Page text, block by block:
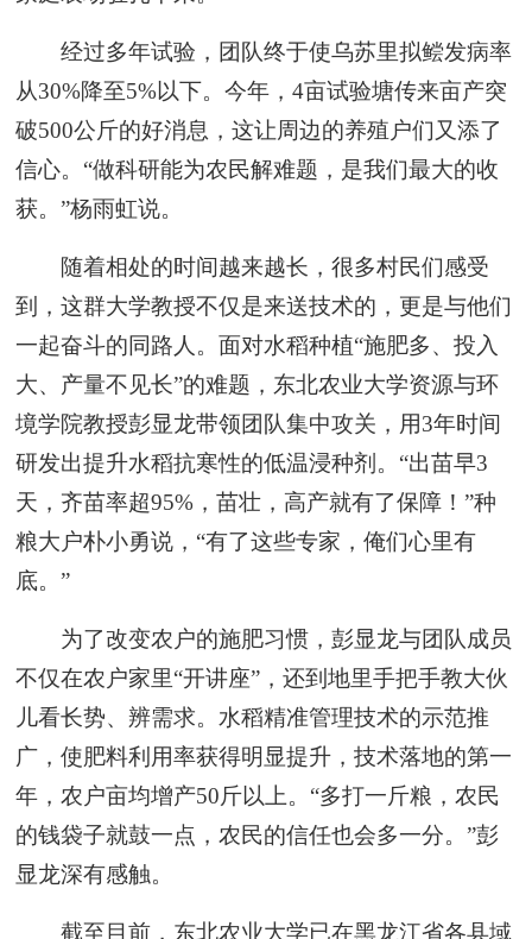
经过多年试验，团队终于使乌苏里拟鲿发病率
从30%降至5%以下。今年，4亩试验塘传来亩产突
破500公斤的好消息，这让周边的养殖户们又添了
信心。“做科研能为农民解难题，是我们最大的收
获。”杨雨虹说。
随着相处的时间越来越长，很多村民们感受
到，这群大学教授不仅是来送技术的，更是与他们
一起奋斗的同路人。面对水稻种植“施肥多、投入
大、产量不见长”的难题，东北农业大学资源与环
境学院教授彭显龙带领团队集中攻关，用3年时间
研发出提升水稻抗寒性的低温浸种剂。“出苗早3
天，齐苗率超95%，苗壮，高产就有了保障！”种
粮大户朴小勇说，“有了这些专家，俺们心里有
底。”
为了改变农户的施肥习惯，彭显龙与团队成员
不仅在农户家里“开讲座”，还到地里手把手教大伙
儿看长势、辨需求。水稻精准管理技术的示范推
广，使肥料利用率获得明显提升，技术落地的第一
年，农户亩均增产50斤以上。“多打一斤粮，农民
的钱袋子就鼓一点，农民的信任也会多一分。”彭
显龙深有感触。
截至目前，东北农业大学已在黑龙江省各县域